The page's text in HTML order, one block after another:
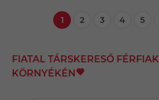
1 2 3 4 5
FIATAL TÁRSKERESŐ
KÖRNYÉKÉN